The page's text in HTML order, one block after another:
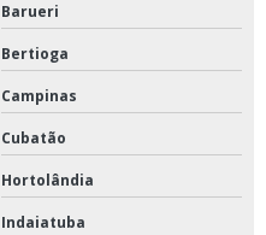
Barueri
Bertioga
Campinas
Cubatão
Hortolândia
Indaiatuba